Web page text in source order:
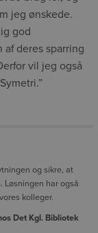
jeg ønskede.
god
af deres sparring
vil jeg også
og sikre, at
Løsningen har også
kolleger.
Det Kgl. Bibliotek